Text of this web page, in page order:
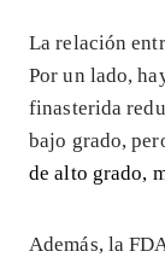
La relación
Por un lado,
finasterida
bajo grado,
de alto grado,
Además, la